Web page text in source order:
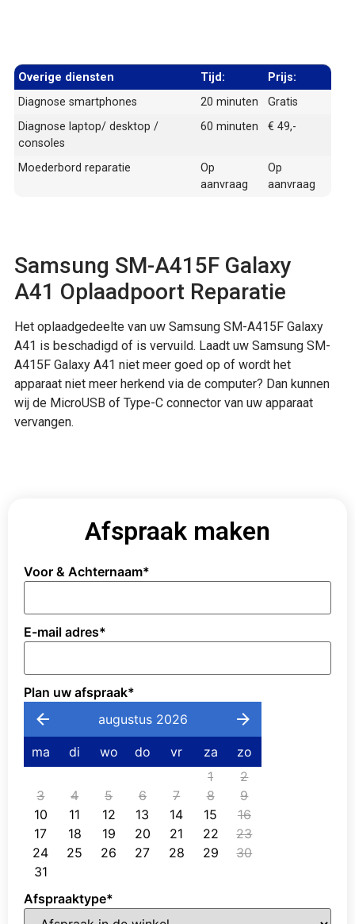
Overige diensten Tijd:
Prijs:
Diagnose smartphones
20 minuten
Gratis
Diagnose laptop/ desktop /
consoles
60 minuten € 49,-
Moederbord reparatie
Op
aanvraag
Op
aanvraag
Samsung SM-A415F Galaxy
A41 Oplaadpoort Reparatie
Het oplaadgedeelte van uw Samsung SM-A415F Galaxy
A41 is beschadigd of is vervuild. Laadt uw Samsung SM-
A415F Galaxy A41 niet meer goed op of wordt het
apparaat niet meer herkend via de computer? Dan kunnen
wij de MicroUSB of Type-C connector van uw apparaat
vervangen.
Afspraak maken
Voor & Achternaam*
E-mail adres*
Plan uw afspraak*
augustus 2026
ma di wo do vr za
zo
1
2
3
4 5 6 7 8
9
10
11 12 13 14 15
16
17
18 19 20 21 22
23
24
25 26 27 28 29
30
31
Afspraaktype*